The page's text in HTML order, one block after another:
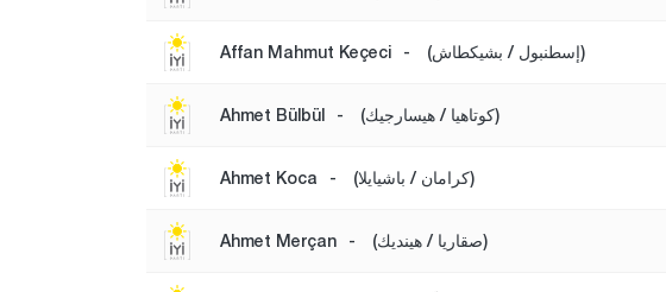
Affan Mahmut Keçeci - (إسطنبول / بشيكطاش)
Ahmet Bülbül - (كوتاهيا / هيسارجيك)
Ahmet Koca - (كرامان / باشيايلا)
Ahmet Merçan - (صقاريا / هينديك)